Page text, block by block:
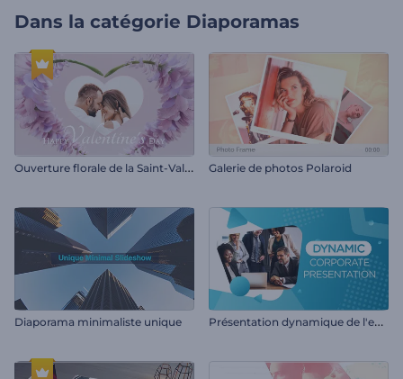
Dans la catégorie Diaporamas
O
uverture florale de la Saint-Valentin Galerie de photos Polaroid
Diaporama minimaliste unique P
résentation dynamique de l'entreprise